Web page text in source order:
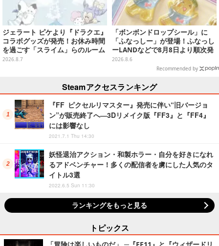
ジェラート ピケより『ドラクエ』
コラボグッズが発売！お休み時間
を過ごす「スライム」らのルーム
ウェア、雑貨など多数ラインナッ
2026.8.7
「ボンボンドロップシール」に
「ふなっしー」が登場！ふなっし
ーLANDなどで8月8日より順次発
売
2026.8.6
Recommended by
Steamアクセスランキング
『FF ピクセルリマスター』発売に伴い“旧バージョ
ン”が販売終了へ―3Dリメイク版『FF3』と『FF4』
には影響なし
2021.7.1 Thu 14:30
妖怪退治アクション・和製ホラー・自分を好きになれ
るアドベンチャー！多くの配信者を虜にした人気のタ
イトル3選
2022.6.5 Sun 11:30
ランキングをもっと見る
トピックス